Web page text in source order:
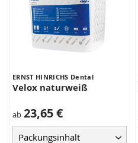
ERNST HINRICHS Dental
Velox naturweiß
ab 23,65 €